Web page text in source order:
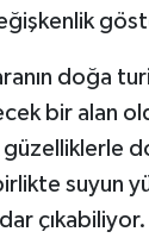
doğa
bir alan
güzelliklerle
suyun